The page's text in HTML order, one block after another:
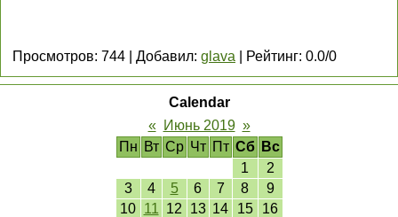
Просмотров: 744 Добавил: glava Рейтинг: 0.0/0
Calendar
«
Июнь 2019 »
Пн Вт Ср Чт Пт Сб
Вс
1
2
3
4 5 6 7 8
9
10 11 12 13 14 15
16